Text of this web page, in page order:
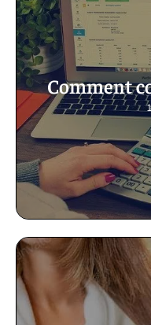
Comment